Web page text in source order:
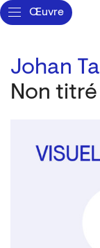
Œuvre
Johan
Non titré